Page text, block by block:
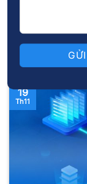
lớn [...]
19
Th11